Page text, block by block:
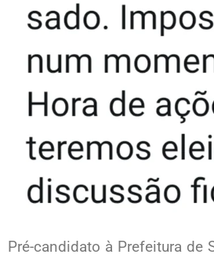
Pré-candidato à Prefeitura de